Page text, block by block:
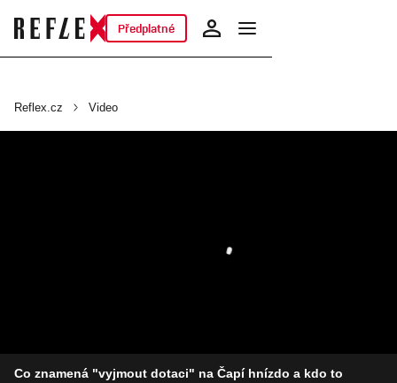
Předplatné
Reflex.cz Video
Co znamená "vyjmout dotaci" na Čapí hnízdo a kdo to